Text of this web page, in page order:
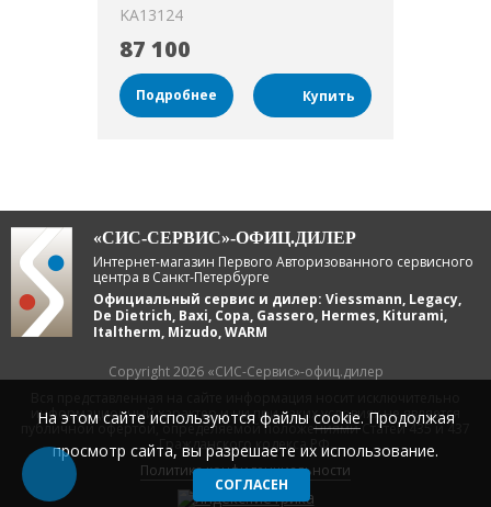
KA13124
87 100
Подробнее
«СИС-СЕРВИС»-ОФИЦ.ДИЛЕР
Интернет-магазин Первого Авторизованного сервисного
центра в Санкт-Петербурге
Официальный сервис и дилер: Viessmann, Legacy,
De Dietrich, Baxi, Copa, Gassero, Hermes, Kiturami,
Italtherm, Mizudo, WARM
Copyright 2026 «СИС-Сервис»-офиц.дилер
информационный характер и ни при каких условиях не является
публичной офертой, определяемой положениями Статей 435 и 437
Гражданского кодекса РФ.
Политика конфиденциальности
На этом сайте используются файлы cookie. Продолжая
просмотр сайта, вы разрешаете их использование.
СОГЛАСЕН